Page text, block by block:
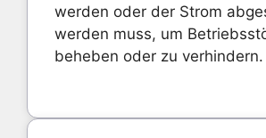
werden oder der Strom
werden muss, um
beheben oder zu verhindern.